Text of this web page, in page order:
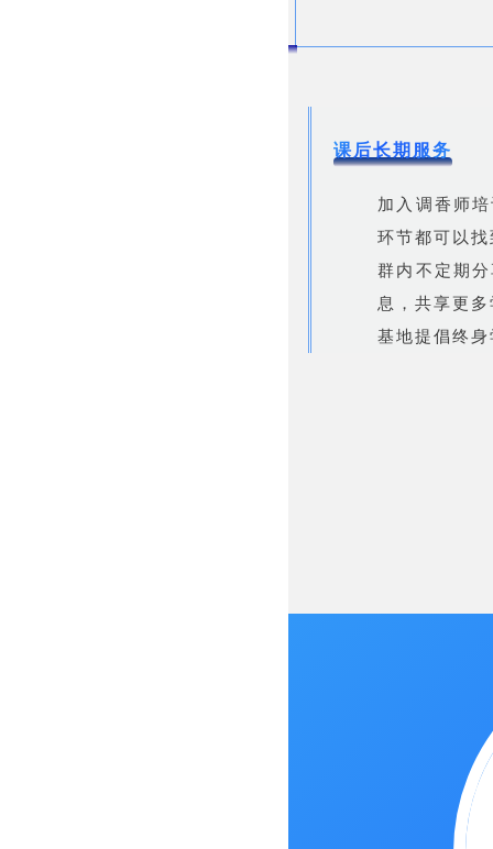
课后长期服务
加入调香师
环节都可以
群内不定期
息，共享更
基地提倡终